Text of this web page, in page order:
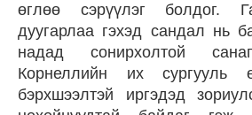
өглөө сэрүүлэг болдог.
дуугарлаа гэхэд сандал нь
надад сонирхолтой
Корнеллийн их сургууль
бэрхшээлтэй иргэдэд